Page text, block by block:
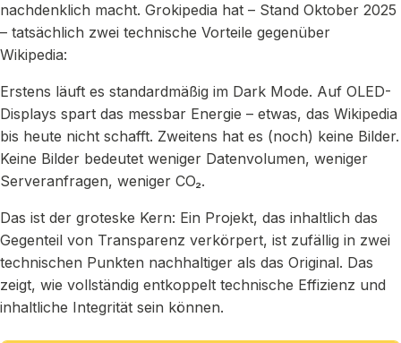
nachdenklich macht. Grokipedia hat – Stand Oktober 2025
– tatsächlich zwei technische Vorteile gegenüber
Wikipedia:
Erstens läuft es standardmäßig im Dark Mode. Auf OLED-
Displays spart das messbar Energie – etwas, das Wikipedia
bis heute nicht schafft. Zweitens hat es (noch) keine Bilder.
Keine Bilder bedeutet weniger Datenvolumen, weniger
Serveranfragen, weniger CO₂.
Das ist der groteske Kern: Ein Projekt, das inhaltlich das
Gegenteil von Transparenz verkörpert, ist zufällig in zwei
technischen Punkten nachhaltiger als das Original. Das
zeigt, wie vollständig entkoppelt technische Effizienz und
inhaltliche Integrität sein können.